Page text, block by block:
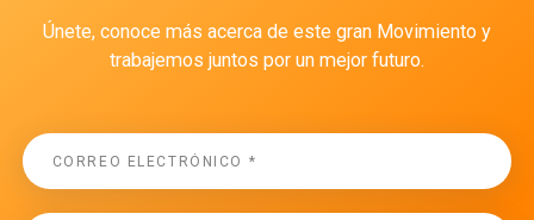
Únete, conoce más acerca de este gran Movimiento y
trabajemos juntos por un mejor futuro.